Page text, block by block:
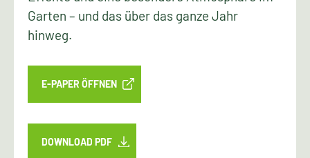
Garten – und das über das ganze Jahr
hinweg.
E-PAPER ÖFFNEN
DOWNLOAD PDF